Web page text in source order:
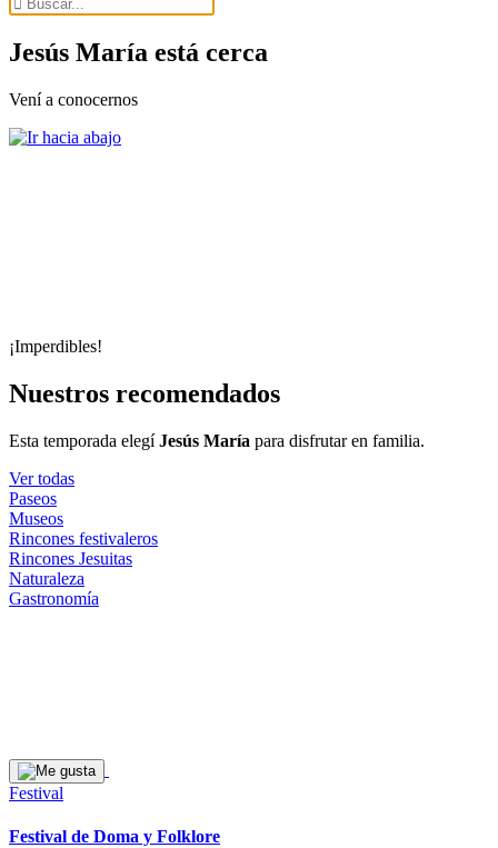
Jesús María está cerca
Vení a conocernos
¡Imperdibles!
Nuestros recomendados
Esta temporada elegíJesús María para disfrutar en familia.
Ver todas
Paseos
Museos
Rincones festivaleros
Rincones Jesuitas
Naturaleza
Gastronomía
Festival
Festival de Doma y Folklore